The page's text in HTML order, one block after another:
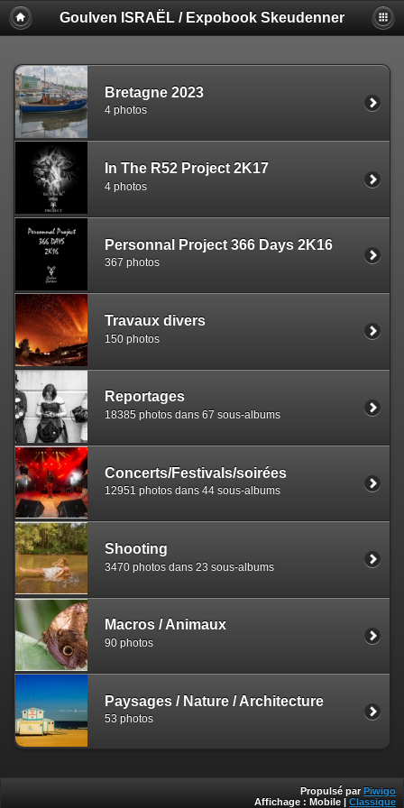
Goulven ISRAËL / Expobook Skeudenner
Bretagne 2023
4 photos
In The R52 Project 2K17
4 photos
Personnal Project 366 Days 2K16
367 photos
Travaux divers
150 photos
Reportages
18385 photos dans 67 sous-albums
Concerts/Festivals/soirées
12951 photos dans 44 sous-albums
Shooting
3470 photos dans 23 sous-albums
Macros / Animaux
90 photos
Paysages / Nature / Architecture
53 photos
Propulsé par Piwigo
Affichage : Mobile Classique